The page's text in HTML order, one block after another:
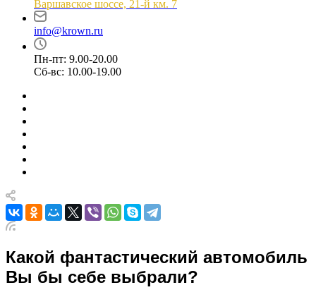
Варшавское шоссе, 21-й км. 7
info@krown.ru
Пн-пт: 9.00-20.00
Сб-вс: 10.00-19.00
Какой фантастический автомобиль
Вы бы себе выбрали?